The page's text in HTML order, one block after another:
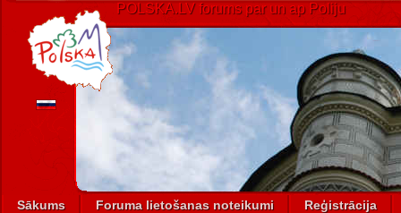
POLSKA.LV forums par un ap Poliju
Sākums Foruma lietošanas noteikumi Reģistrācija